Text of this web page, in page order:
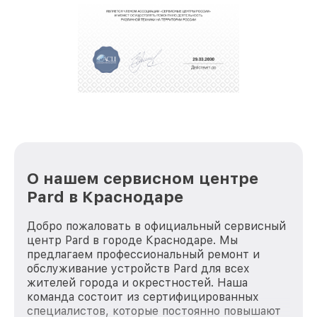
обеспечат доставку устройств в сервис в
полной сохранности и бесплатно.
положительные отзывы и обрели отличную
репутацию. Мы постоянно совершенствуемся и
О нашем сервисном центре
Pard в Краснодаре
Добро пожаловать в официальный сервисный
центр Pard в городе Краснодаре. Мы
предлагаем профессиональный ремонт и
обслуживание устройств Pard для всех
жителей города и окрестностей. Наша
команда состоит из сертифицированных
специалистов, которые постоянно повышают